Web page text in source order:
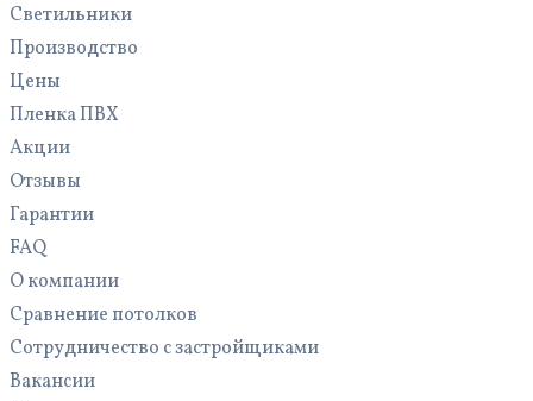
Светильники
Производство
Цены
Пленка ПВХ
Акции
Отзывы
Гарантии
FAQ
О компании
Сравнение потолков
Сотрудничество с застройщиками
Вакансии